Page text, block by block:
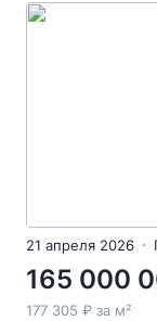
21 апреля 2026
165 000
177 305 ₽ за м²